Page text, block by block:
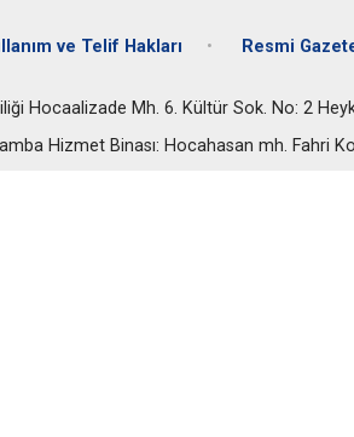
ve Telif Hakları Resmi
Hocaalizade Mh. 6. Kültür Sok. No: 2
Hizmet Binası: Hocahasan mh. Fahri